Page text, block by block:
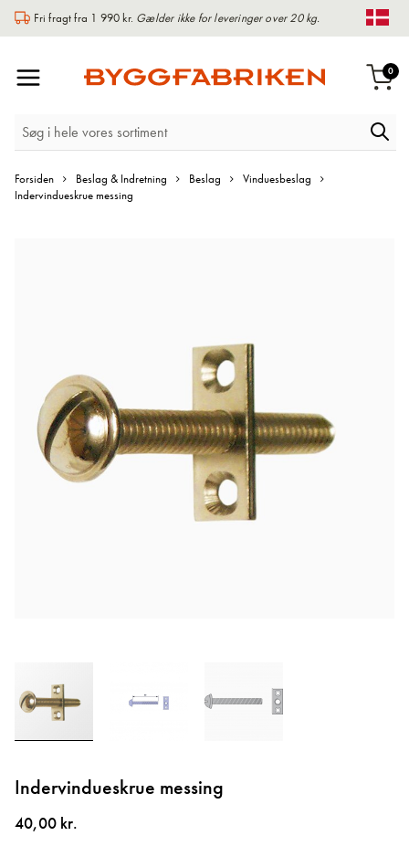
Fri fragt fra 1 990 kr. Gælder ikke for leveringer over 20 kg.
0
Forsiden Beslag & Indretning Beslag
Vinduesbeslag
Indervindueskrue messing
til
starten
billedgalleriet
Indervindueskrue messing
40,00 kr.